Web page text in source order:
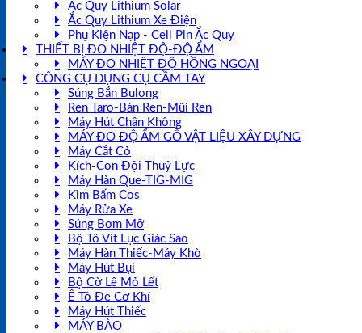
Ắc Quy Lithium Solar
Ắc Quy Lithium Xe Điện
Phụ Kiện Nạp - Cell Pin Ắc Quy
THIẾT BỊ ĐO NHIỆT ĐỘ-ĐỘ ẨM
MÁY ĐO NHIỆT ĐỘ HỒNG NGOẠI
CÔNG CỤ DỤNG CỤ CẦM TAY
Súng Bắn Bulong
Ren Taro-Bàn Ren-Mũi Ren
Máy Hút Chân Không
MÁY ĐO ĐỘ ẨM GỖ VẬT LIỆU XÂY DỰNG
Máy Cắt Cỏ
Kích-Con Đội Thuỷ Lực
Máy Hàn Que-TIG-MIG
Kìm Bấm Cos
Máy Rửa Xe
Súng Bơm Mỡ
Bộ Tô Vít Lục Giác Sao
Máy Hàn Thiếc-Máy Khò
Máy Hút Bụi
Bộ Cờ Lê Mỏ Lết
Ê Tô Đe Cơ Khí
Máy Hút Thiếc
MÁY BÀO